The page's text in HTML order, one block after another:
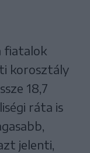
fiatalok
korosztály
18,7
ráta is
jelenti,